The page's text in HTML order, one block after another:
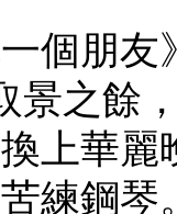
朋友
景之餘
上華
練鋼